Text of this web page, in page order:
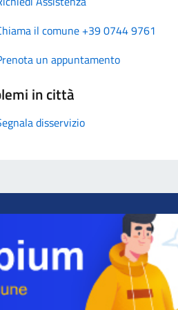
il comune +39 0744 9761
un appuntamento
in città
disservizio